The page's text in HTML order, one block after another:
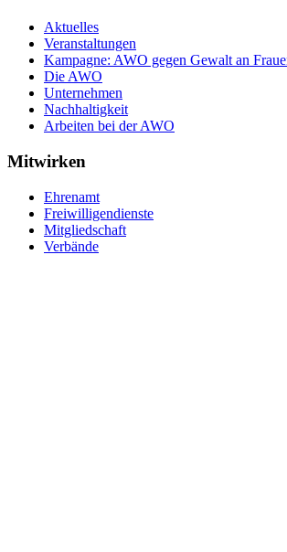
Aktuelles
Veranstaltungen
Kampagne: AWO gegen Gewalt an
Die AWO
Unternehmen
Nachhaltigkeit
Arbeiten bei der AWO
Mitwirken
Ehrenamt
Freiwilligendienste
Mitgliedschaft
Verbände